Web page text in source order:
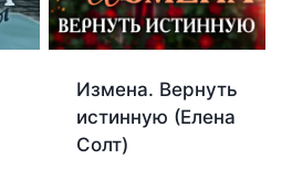
Измена. Вернуть
истинную (Елена
Солт)